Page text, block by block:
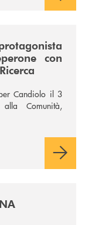
con
Candiolo il 3
alla Comunità,